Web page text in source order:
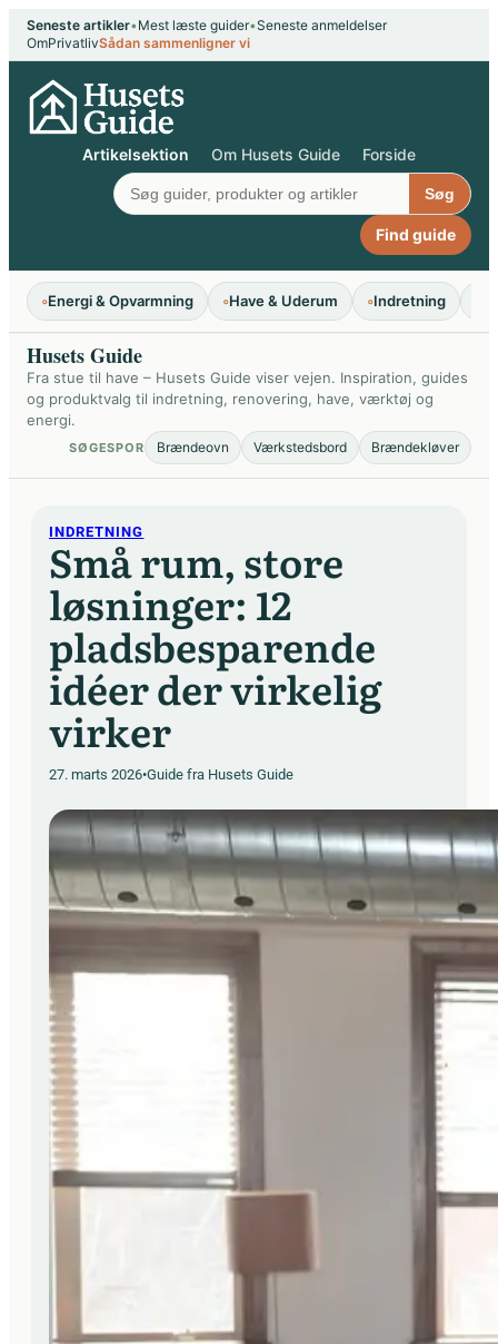
Spring
indhold
Seneste artikler• Mest læste guider•Seneste anmeldelser
OmPrivatlivSådan sammenligner vi
Artikelsektion Om Husets Guide Forside
Søg
Find guide
◦Energi & Opvarmning ◦Have & Uderum ◦Indretning
Husets Guide
Fra stue til have – Husets Guide viser vejen. Inspiration, guides
og produktvalg til indretning, renovering, have, værktøj og
energi.
SØGESPOR Brændeovn Værkstedsbord Brændekløver
INDRETNING
Små rum, store
løsninger: 12
pladsbesparende
idéer der virkelig
virker
27. marts 2026•Guide fra Husets Guide